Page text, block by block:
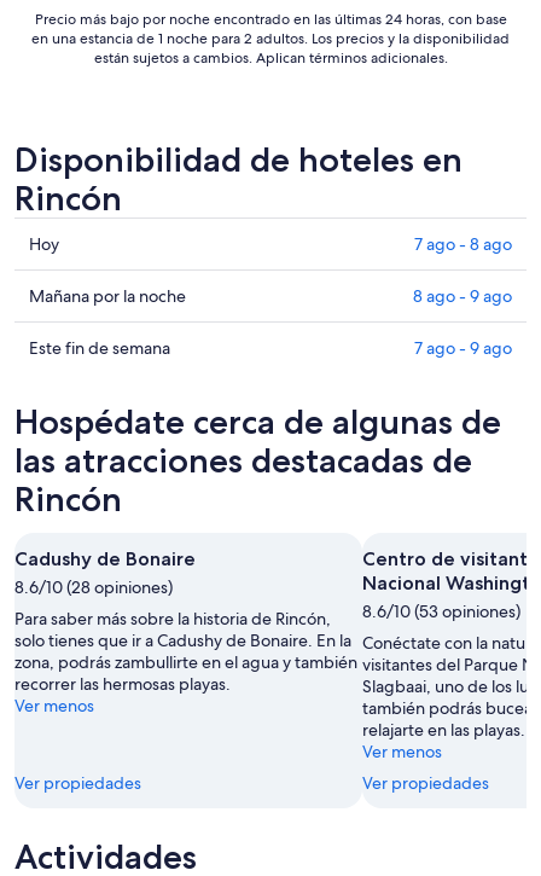
Precio más bajo por noche encontrado en las últimas 24 horas, con base
en una estancia de 1 noche para 2 adultos. Los precios y la disponibilidad
están sujetos a cambios. Aplican términos adicionales.
Disponibilidad de hoteles en
Rincón
Consultar
precios
en
Rincón
para
ago
8
ago
Hoy 7 ago - 8 ago
Consultar
precios
en
mañana
la
noche,
ago
-
9
ago
Mañana por la noche 8 ago - 9 ago
Consultar
Rincón
para
este
fin
semana,
7
ago
-
9
ago
Este fin de semana 7 ago - 9 ago
Hospédate cerca de algunas de
las atracciones destacadas de
Rincón
Cadushy de Bonaire
8.6/10 (28 opiniones)
Para saber más sobre la historia de Rincón,
solo tienes que ir a Cadushy de Bonaire. En la
zona, podrás zambullirte en el agua y también
recorrer las hermosas playas.
Ver menos
Ver propiedades
Centro de
Nacional
8.6/10 (53 opiniones)
Conéctate con la
visitantes del Parque
Slagbaai, uno de los
también podrás
relajarte en las playas.
Ver menos
Ver propiedades
Actividades